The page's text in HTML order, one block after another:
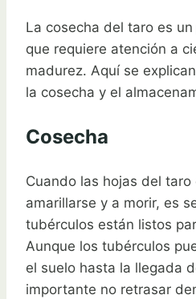
La cosecha del taro es
que requiere atención a
madurez. Aquí se
la cosecha y el
Cosecha
Cuando las hojas del taro
amarillarse y a morir, es
tubérculos están listos
Aunque los tubérculos
el suelo hasta la llegada
importante no retrasar